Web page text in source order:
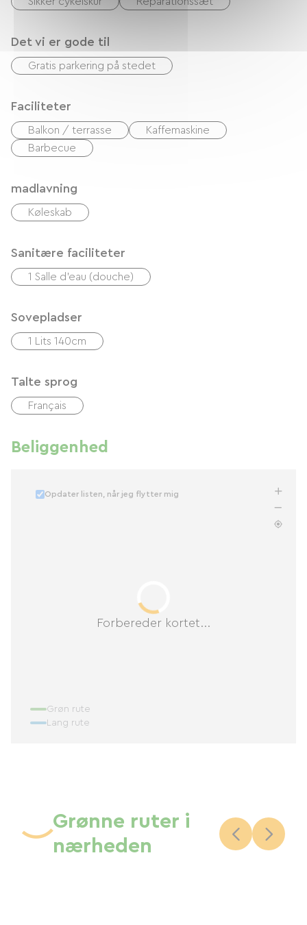
Det vi er gode til
Gratis parkering på stedet
Faciliteter
Balkon / terrasse
Kaffemaskine
Barbecue
madlavning
Køleskab
Sanitære faciliteter
1 Salle d'eau (douche)
Sovepladser
1 Lits 140cm
Talte sprog
Français
Beliggenhed
Forbereder kortet...
Opdater listen, når jeg flytter mig
Grøn rute
Lang rute
Grønne ruter i
nærheden